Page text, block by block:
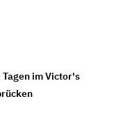
Tagen im Victor's